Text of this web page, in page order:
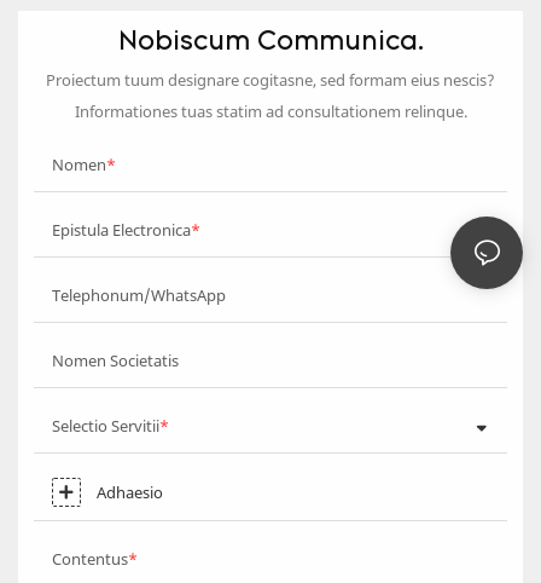
Nobiscum Communica.
Proiectum tuum designare cogitasne, sed formam eius nescis?
Informationes tuas statim ad consultationem relinque.
Nomen
Epistula Electronica
Telephonum/WhatsApp
Nomen Societatis
Selectio Servitii
Adhaesio
Contentus